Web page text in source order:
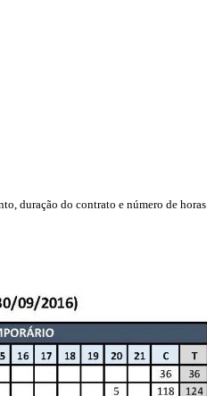
duração do contrato e número de horas.